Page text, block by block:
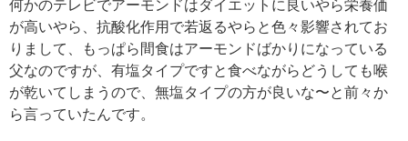
何かのテレビでアーモンドはダイエットに良いやら栄養価
が高いやら、抗酸化作用で若返るやらと色々影響されてお
りまして、もっぱら間食はアーモンドばかりになっている
父なのですが、有塩タイプですと食べながらどうしても喉
が乾いてしまうので、無塩タイプの方が良いな〜と前々か
ら言っていたんです。